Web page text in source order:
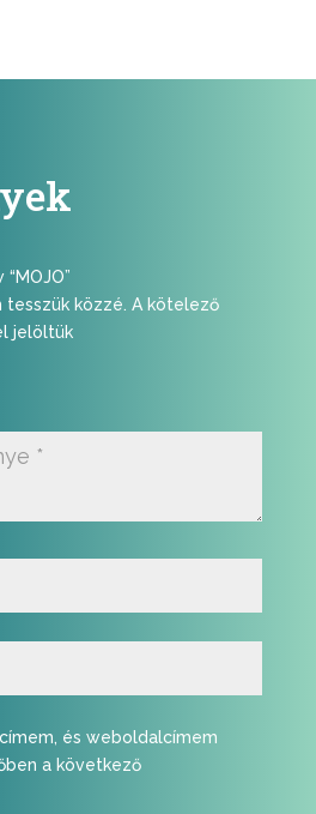
közzé. A kötelező
jelöltük
és weboldalcímem
a következő